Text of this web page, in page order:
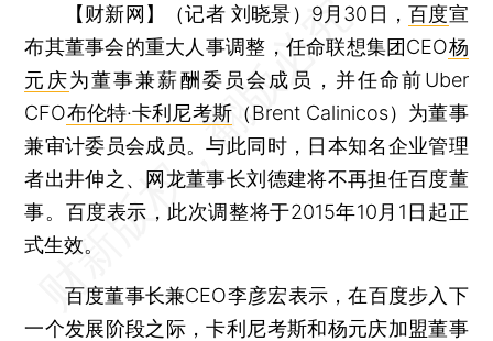
【财新网】（记者 刘晓景） 9月30日，百度宣
布其董事会的重大人事调整，任命联想集团CEO杨
元庆为董事兼薪酬委员会成员，并任命前Uber
CFO布伦特·卡利尼考斯（Brent Calinicos）为董事
兼审计委员会成员。与此同时，日本知名企业管理
者出井伸之、网龙董事长刘德建将不再担任百度董
事。百度表示，此次调整将于2015年10月1日起正
式生效。
百度董事长兼CEO李彦宏表示，在百度步入下
一个发展阶段之际，卡利尼考斯和杨元庆加盟董事